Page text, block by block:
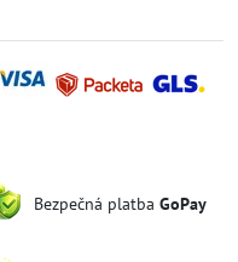
Bezpečná platba GoPay